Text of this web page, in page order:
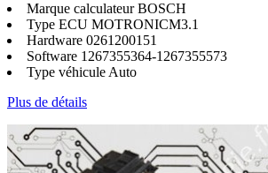
Marque calculateurBOSCH
Type ECU MOTRONICM3.1
Hardware 0261200151
Software 1267355364-1267355573
Type véhicule Auto
Plus de détails